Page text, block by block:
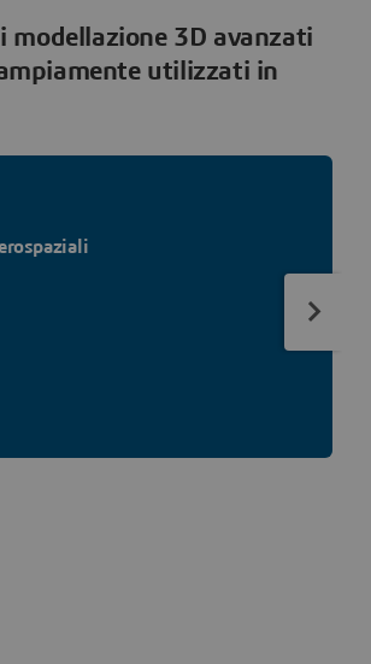
modellazione 3D avanzati
utilizzati in